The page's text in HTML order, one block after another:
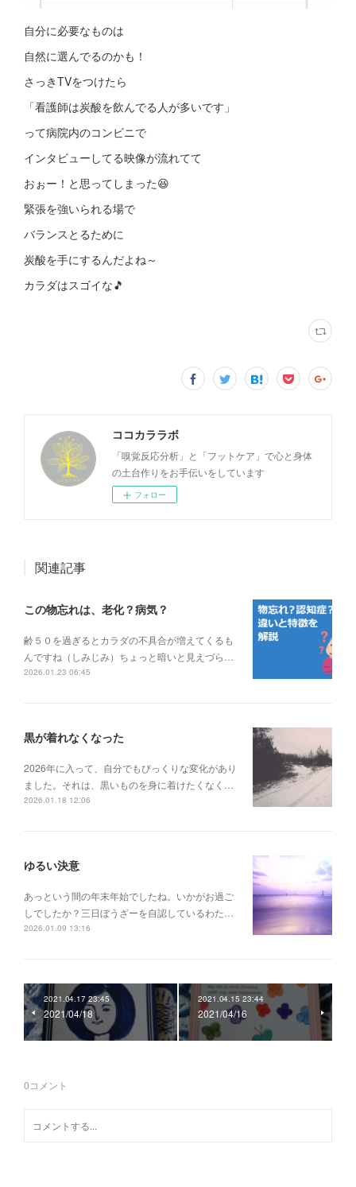
自分に必要なものは
自然に選んでるのかも！
さっきTVをつけたら
「看護師は炭酸を飲んでる人が多いです」
って病院内のコンビニで
インタビューしてる映像が流れてて
おぉー！と思ってしまった😆
緊張を強いられる場で
バランスとるために
炭酸を手にするんだよね～
カラダはスゴイな🎵
ココカララボ
「嗅覚反応分析」と「フットケア」で心と身体
の土台作りをお手伝いをしています
フォロー
関連記事
この物忘れは、老化？病気？
齢５０を過ぎるとカラダの不具合が増えてくるも
んですね（しみじみ）ちょっと暗いと見えづら…
2026.01.23 06:45
黒が着れなくなった
2026年に入って、自分でもびっくりな変化があり
ました。それは、黒いものを身に着けたくなく…
2026.01.18 12:06
ゆるい決意
あっという間の年末年始でしたね。いかがお過ご
しでしたか？三日ぼうざーを自認しているわた…
2026.01.09 13:16
2021.04.17 23:45
2021/04/18
2021.04.15 23:44
2021/04/16
0コメント